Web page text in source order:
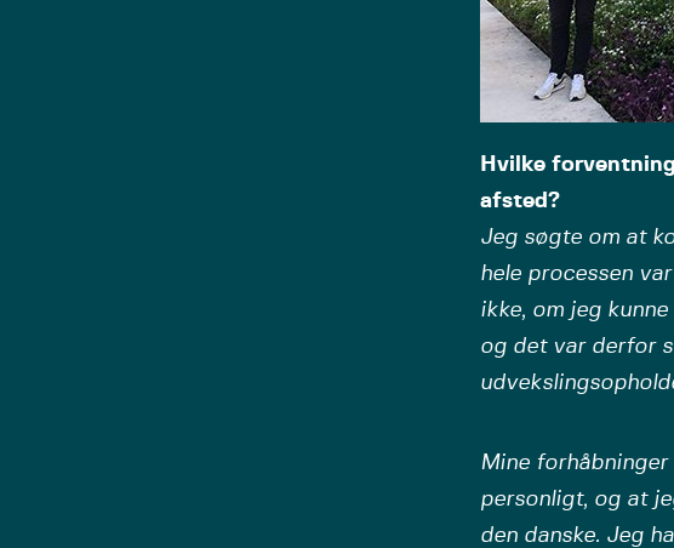
Hvilke
afsted?
Jeg søgte om at
hele processen
ikke, om jeg
og det var derfor
Mine
personligt, og at
den danske. Jeg